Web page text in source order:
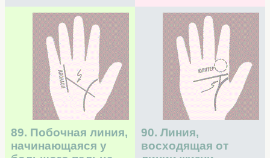
89. Побочная линия,
начинающаяся у
90. Линия,
восходящая от